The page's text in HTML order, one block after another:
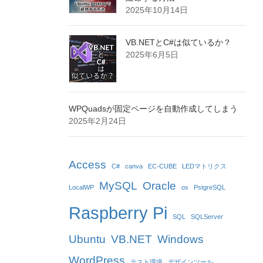
2025年10月14日
VB.NETとC#は似ているか？
2025年6月5日
WPQuadsが固定ページを自動作成してしまう
2025年2月24日
Access C# canva EC-CUBE LEDマトリクス
LocalWP MySQL Oracle os PstgreSQL
Raspberry Pi SQL SQLServer
Ubuntu VB.NET Windows
WordPress
テスト環境 デザインツール